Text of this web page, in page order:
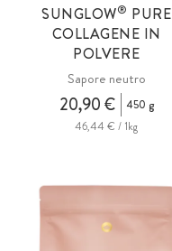
SUNGLOW® PURE
COLLAGENE IN
POLVERE
Sapore neutro
20,90 €
450 g
46,44 € / 1kg